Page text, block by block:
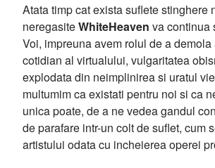
Atata timp cat exista suflete stinghere
neregasiteWhiteHeaven va continua
Voi, impreuna avem rolul de a demola
cotidian al virtualului, vulgaritatea
explodata din neimplinirea si uratul
multumim ca existati pentru noi si ca
unica poate, de a ne vedea gandul
de parafare intr-un colt de suflet, cum
artistului odata cu incheierea operei